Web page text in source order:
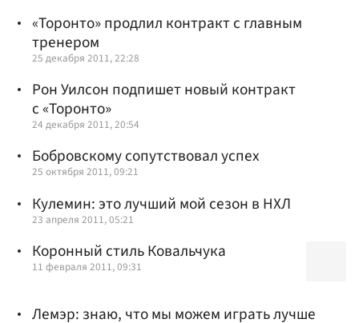
«Торонто» продлил контракт с главным
тренером
25 декабря 2011, 22:28
Рон Уилсон подпишет новый контракт
с «Торонто»
24 декабря 2011, 20:54
Бобровскому сопутствовал успех
25 октября 2011, 09:21
Кулемин: это лучший мой сезон в НХЛ
23 апреля 2011, 05:21
Коронный стиль Ковальчука
11 февраля 2011, 09:31
Лемэр: знаю, что мы можем играть лучше